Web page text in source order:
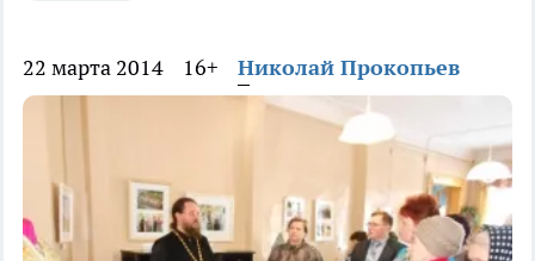
22 марта 2014 16+ Николай Прокопьев